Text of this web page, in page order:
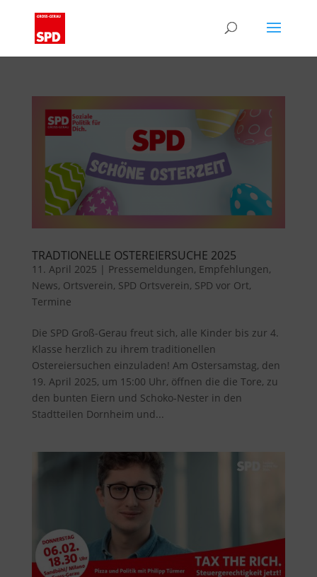
TRADTIONELLE OSTEREIERSUCHE 2025
11. April 2025 | Pressemeldungen, Empfehlungen,
News, Ortsverein, SPD Ortsverein, SPD vor Ort,
Termine
Die SPD Groß-Gerau freut sich, alle Kinder bis zur 4.
Klasse herzlich zu ihrem traditionellen
Ostereiersuchen einzuladen! Am Ostersamstag, den
19. April 2025, um 15:00 Uhr, öffnen die die Tore, zu
den bunten Eiern und Schoko-Nester in den
Stadtteilen Dornheim und...